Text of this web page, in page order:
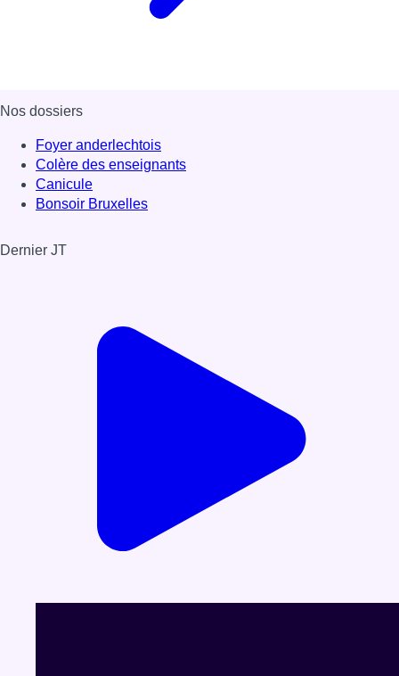
Nos dossiers
Foyer anderlechtois
Colère des enseignants
Canicule
Bonsoir Bruxelles
Dernier JT